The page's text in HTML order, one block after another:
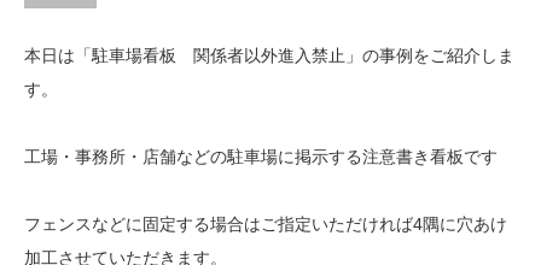
本日は「駐車場看板 関係者以外進入禁止」の事例をご紹介しま
す。
工場・事務所・店舗などの駐車場に掲示する注意書き看板です
フェンスなどに固定する場合はご指定いただければ4隅に穴あけ
加工させていただきます。